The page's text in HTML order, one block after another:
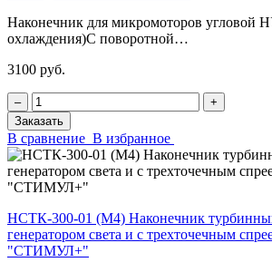
Наконечник для микромоторов угловой
охлаждения)С поворотной…
3100 руб.
‒
+
Заказать
В сравнение В избранное
НСТК-300-01 (М4) Наконечник
генератором света и с трехточечным
"СТИМУЛ+"